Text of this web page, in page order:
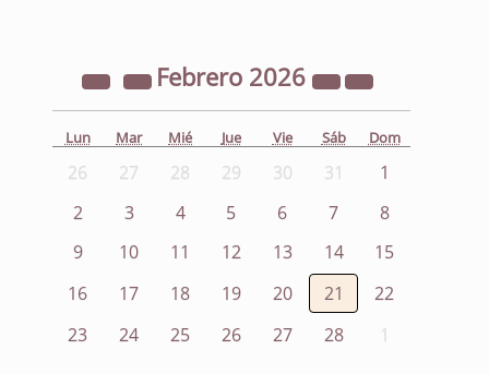
Febrero 2026
Lun Mar Mié Jue Vie Sáb Dom
26 27 28 29 30 31
1
2
3 4 5 6 7
8
9
10 11 12 13 14
15
16
17 18 19 20 21
22
23
24 25 26 27 28 1